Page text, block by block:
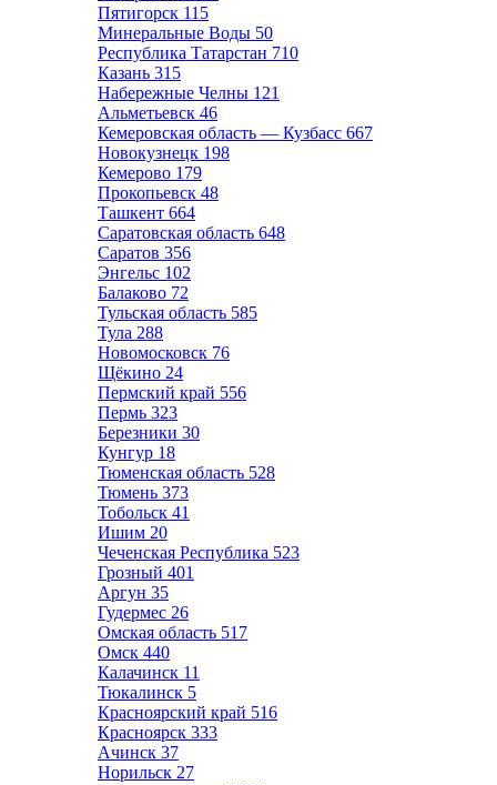
Пятигорск 115
Минеральные Воды 50
Республика Татарстан 710
Казань 315
Набережные Челны 121
Альметьевск 46
Кемеровская область — Кузбасс 667
Новокузнецк 198
Кемерово 179
Прокопьевск 48
Ташкент 664
Саратовская область 648
Саратов 356
Энгельс 102
Балаково 72
Тульская область 585
Тула 288
Новомосковск 76
Щёкино 24
Пермский край 556
Пермь 323
Березники 30
Кунгур 18
Тюменская область 528
Тюмень 373
Тобольск 41
Ишим 20
Чеченская Республика 523
Грозный 401
Аргун 35
Гудермес 26
Омская область 517
Омск 440
Калачинск 11
Тюкалинск 5
Красноярский край 516
Красноярск 333
Ачинск 37
Норильск 27